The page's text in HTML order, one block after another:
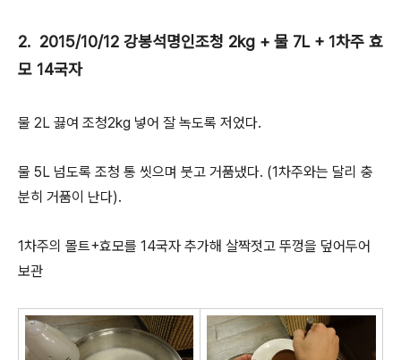
2. 2015/10/12 강봉석명인조청 2kg + 물 7L + 1차주 효
모 14국자
물 2L 끓여 조청2kg 넣어 잘 녹도록 저었다.
물 5L 넘도록 조청 통 씻으며 붓고 거품냈다. (1차주와는 달리 충
분히 거품이 난다).
1차주의 몰트+효모를 14국자 추가해 살짝젓고 뚜껑을 덮어두어
보관